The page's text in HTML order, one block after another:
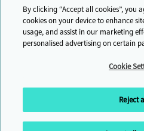
By clicking “Accept all cookies”, you
cookies on your device to enhance
usage, and assist in our marketing
personalised advertising on certain
Cookie
Reject all